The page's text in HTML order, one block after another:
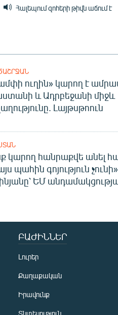
Հալեպում զոհերի թիվն աճում է
ուղին» կարող է
և Ադրբեջանի միջև
Լայթսթոուն
կարող հանրաքվե անել
պահին գոյություն
ԵՄ
ԲԱԺԻՆՆԵՐ
Լուրեր
Քաղաքական
Իրավունք
Տնտեսություն